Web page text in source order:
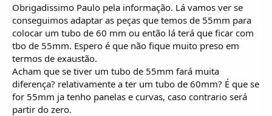
Obrigadissimo Paulo pela informação. Lá vamos ver se
conseguimos adaptar as peças que temos de 55mm para
colocar um tubo de 60 mm ou então lá terá que ficar com
tbo de 55mm. Espero é que não fique muito preso em
termos de exaustão.
Acham que se tiver um tubo de 55mm fará muita
diferença? relativamente a ter um tubo de 60mm? É que se
for 55mm ja tenho panelas e curvas, caso contrario será
partir do zero.